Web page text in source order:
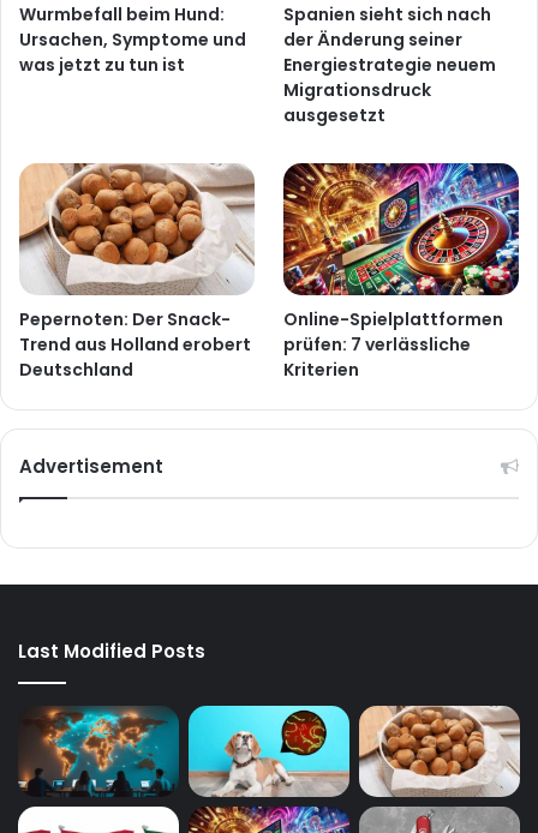
Wurmbefall beim Hund:
Ursachen, Symptome und
was jetzt zu tun ist
Spanien sieht sich nach
der Änderung seiner
Energiestrategie neuem
Migrationsdruck
ausgesetzt
Pepernoten: Der Snack-
Trend aus Holland erobert
Deutschland
Online-Spielplattformen
prüfen: 7 verlässliche
Kriterien
Advertisement
Last Modified Posts